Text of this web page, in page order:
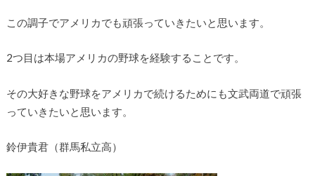
この調子でアメリカでも頑張っていきたいと思います。
2つ目は本場アメリカの野球を経験することです。
その大好きな野球をアメリカで続けるためにも文武両道で頑張
っていきたいと思います。
鈴伊貴君（群馬私立高）